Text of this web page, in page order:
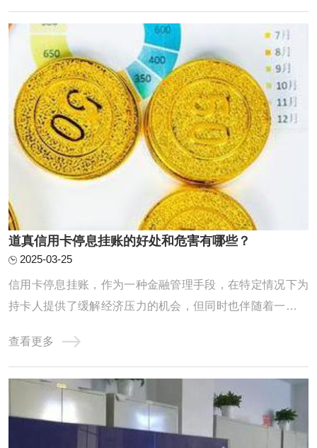
求，如房屋买卖。过桥业务：指老魏提供资金给上市公司，
或有业务需求的公司及个人，将此笔资金做一 ...
道真信用卡停息挂账的好处和危害有哪些？
2025-03-25
信用卡停息挂账，作为一种金融管理手段，在特定情况下为
持卡人提供了缓解经济压力的机会，但同时也伴随着一些潜
信用卡停息挂账的首要好处是暂时减轻持卡人的资金压力。
在面临生活突发事件、收支不平衡或经济困难时，通过停息
挂账可以延迟部分信用卡还款，使持卡人能 ...
查看更多